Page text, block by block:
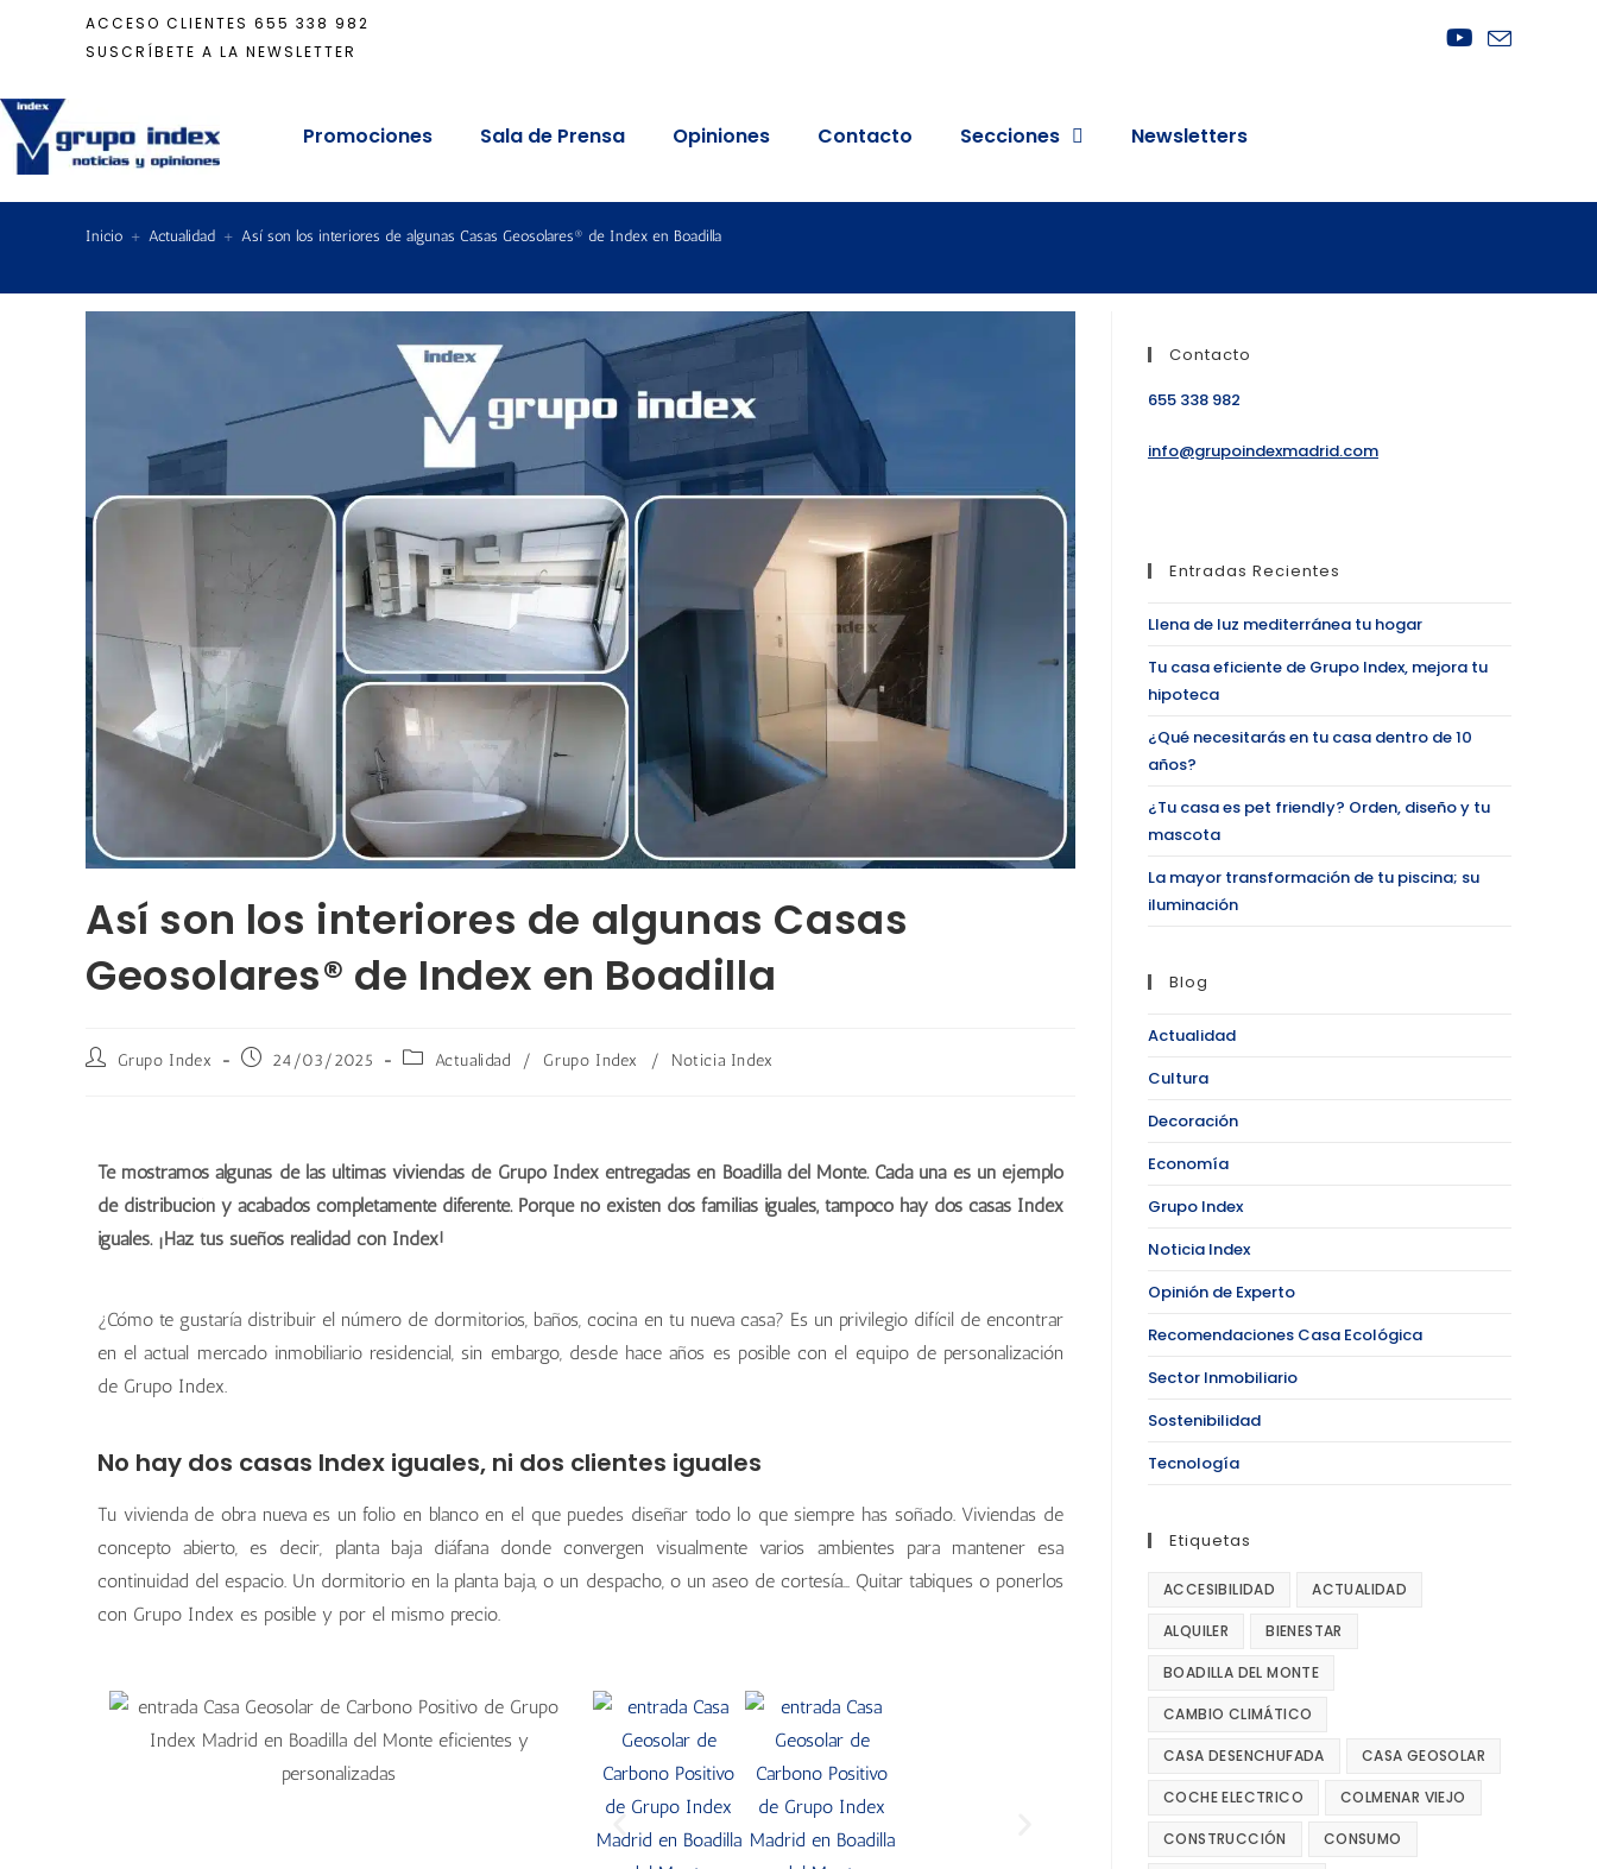
ACCESO CLIENTES 655 338 982
SUSCRÍBETE A LA NEWSLETTER
Promociones Sala de Prensa Opiniones Contacto Secciones Newsletters
Inicio + Actualidad + Así son los interiores de algunas Casas Geosolares® de Index en Boadilla
Así son los interiores de algunas Casas
Geosolares® de Index en Boadilla
Grupo Index 24/03/2025 Actualidad / Grupo Index / Noticia Index
Te mostramos algunas de las últimas viviendas de Grupo Index entregadas en Boadilla del Monte. Cada una es un ejemplo
de distribución y acabados completamente diferente. Porque no existen dos familias iguales, tampoco hay dos casas Index
iguales. ¡Haz tus sueños realidad con Index!
¿Cómo te gustaría distribuir el número de dormitorios, baños, cocina en tu nueva casa? Es un privilegio difícil de encontrar
en el actual mercado inmobiliario residencial, sin embargo, desde hace años es posible con el equipo de personalización
de Grupo Index.
No hay dos casas Index iguales, ni dos clientes iguales
Tu vivienda de obra nueva es un folio en blanco en el que puedes diseñar todo lo que siempre has soñado. Viviendas de
concepto abierto, es decir, planta baja diáfana donde convergen visualmente varios ambientes para mantener esa
continuidad del espacio. Un dormitorio en la planta baja, o un despacho, o un aseo de cortesía… Quitar tabiques o ponerlos
con Grupo Index es posible y por el mismo precio.
Contacto
655 338 982
info@grupoindexmadrid.com
Entradas Recientes
Llena de luz mediterránea tu hogar
Tu casa eficiente de Grupo Index, mejora tu
hipoteca
¿Qué necesitarás en tu casa dentro de 10
años?
¿Tu casa es pet friendly? Orden, diseño y tu
mascota
La mayor transformación de tu piscina; su
iluminación
Blog
Actualidad
Cultura
Decoración
Economía
Grupo Index
Noticia Index
Opinión de Experto
Recomendaciones Casa Ecológica
Sector Inmobiliario
Sostenibilidad
Tecnología
Etiquetas
ACCESIBILIDAD ACTUALIDAD
ALQUILER BIENESTAR
BOADILLA DEL MONTE
CAMBIO CLIMÁTICO
CASA DESENCHUFADA CASA GEOSOLAR
COCHE ELECTRICO COLMENAR VIEJO
CONSTRUCCIÓN CONSUMO